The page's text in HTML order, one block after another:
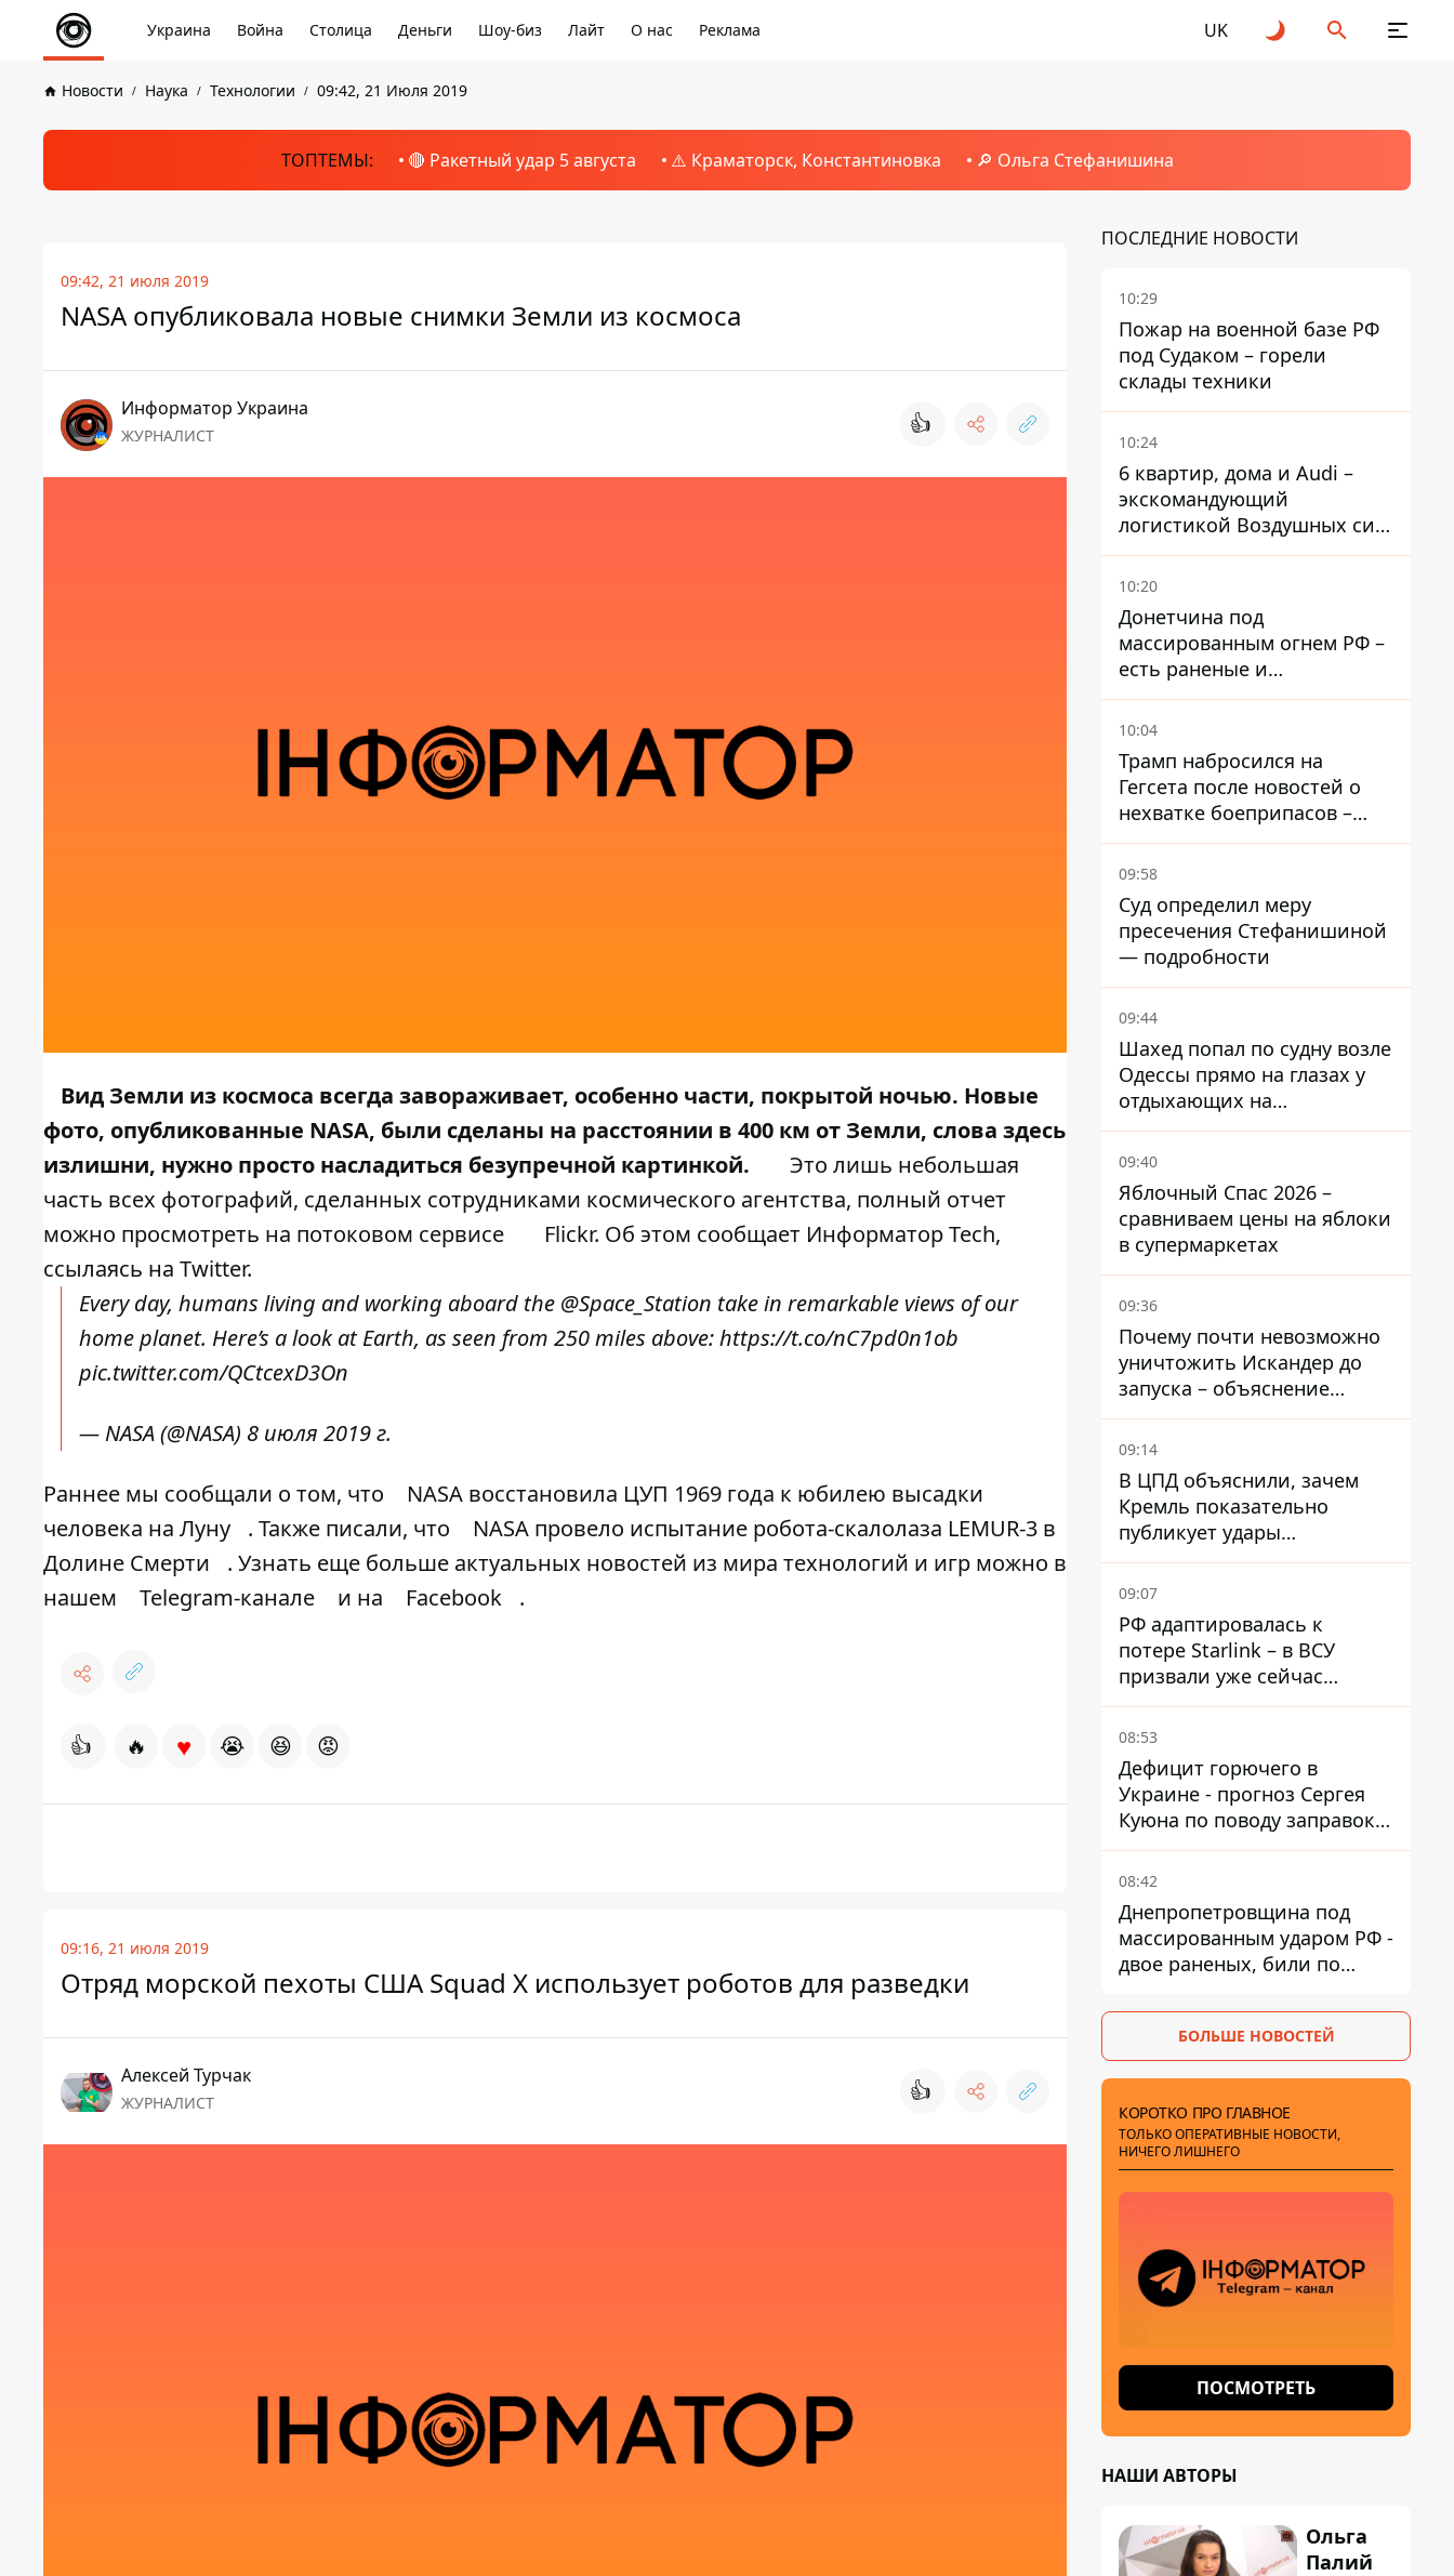
Украина Война Столица Деньги Шоу-биз Лайт О нас Реклама UK
Новости Наука Технологии 09:42, 21 Июля 2019
ТОПТЕМЫ: 🔴 Ракетный удар 5 августа ⚠️ Краматорск, Константиновка 🔎 Ольга Стефанишина
09:42, 21 июля 2019
NASA опубликовала новые снимки Земли из космоса
Информатор Украина
ЖУРНАЛИСТ 👍
Вид Земли из космоса всегда завораживает, особенно части, покрытой ночью. Новые
фото, опубликованные NASA, были сделаны на расстоянии в 400 км от Земли, слова здесь
излишни, нужно просто насладиться безупречной картинкой.
Это лишь небольшая
часть всех фотографий, сделанных сотрудниками космического агентства, полный отчет
можно просмотреть на потоковом сервисе Flickr. Об этом сообщает Информатор Tech,
ссылаясь на Twitter.
Every day, humans living and working aboard the @Space_Station take in remarkable views of our
home planet. Here’s a look at Earth, as seen from 250 miles above:https://t.co/nC7pd0n1ob
pic.twitter.com/QCtcexD3On
— NASA (@NASA) 8 июля 2019 г.
Раннее мы сообщали о том, что
NASA восстановила ЦУП 1969 года к юбилею высадки
человека на Луну
. Также писали, что
NASA провело испытание робота-скалолаза LEMUR-3 в
Долине Смерти
. Узнать еще больше актуальных новостей из мира технологий и игр можно в
нашем
Telegram-канале и на Facebook .
👍 🔥 ♥ 😭 😆 😡
09:16, 21 июля 2019
Отряд морской пехоты США Squad X использует роботов для разведки
Алексей Турчак
ЖУРНАЛИСТ 👍
ПОСЛЕДНИЕ НОВОСТИ
10:29
Пожар на военной базе РФ
под Судаком – горели
склады техники
10:24
6 квартир, дома и Audi –
экскомандующий
логистикой Воздушных сил
ВСУ получил новое
подозрение
10:20
Донетчина под
массированным огнем РФ –
есть раненые и
масштабные разрушения
10:04
Трамп набросился на
Гегсета после новостей о
нехватке боеприпасов –
требовал объяснений
09:58
Суд определил меру
пресечения Стефанишиной
— подробности
09:44
Шахед попал по судну возле
Одессы прямо на глазах у
отдыхающих на
переполненном пляже
09:40
Яблочный Спас 2026 –
сравниваем цены на яблоки
в супермаркетах
09:36
Почему почти невозможно
уничтожить Искандер до
запуска – объяснение
Флеша
09:14
В ЦПД объяснили, зачем
Кремль показательно
публикует удары
баллистики по Киеву
09:07
РФ адаптировалась к
потере Starlink – в ВСУ
призвали уже сейчас
создавать РЭБ против
новой угрозы
08:53
Дефицит горючего в
Украине - прогноз Сергея
Куюна по поводу заправок и
очередей
08:42
Днепропетровщина под
массированным ударом РФ -
двое раненых, били по
Синельниковщине
БОЛЬШЕ НОВОСТЕЙ
КОРОТКО ПРО ГЛАВНОЕ
ТОЛЬКО ОПЕРАТИВНЫЕ НОВОСТИ,
НИЧЕГО ЛИШНЕГО
ПОСМОТРЕТЬ
НАШИ АВТОРЫ
Ольга
Палий